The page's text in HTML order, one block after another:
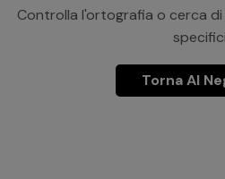
Controlla l'ortografia o cerca
Torna Al